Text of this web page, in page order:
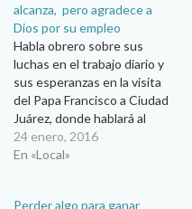
alcanza, pero agradece a
Dios por su empleo
Habla obrero sobre sus
luchas en el trabajo diario y
sus esperanzas en la visita
del Papa Francisco a Ciudad
Juárez, donde hablará al
Mundo del Trabajo. Después
de padecer durante algunos
24 enero, 2016
En «Local»
Perder algo para ganar